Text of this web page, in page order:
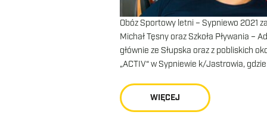
Obóz Sportowy letni – Sypniewo 2021
Michał Tęsny oraz Szkoła Pływania –
głównie ze Słupska oraz z pobliskich
„ACTIV“ w Sypniewie k/Jastrowia,
WIĘCEJ